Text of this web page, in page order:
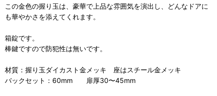
この金色の握り玉は、豪華で上品な雰囲気を演出し、どんなドアに
も華やかさを添えてくれます。
箱錠です。
棒鍵ですので防犯性は無いです。
材質：握り玉ダイカスト金メッキ 座はスチール金メッキ
バックセット：60mm 扉厚30〜45mm